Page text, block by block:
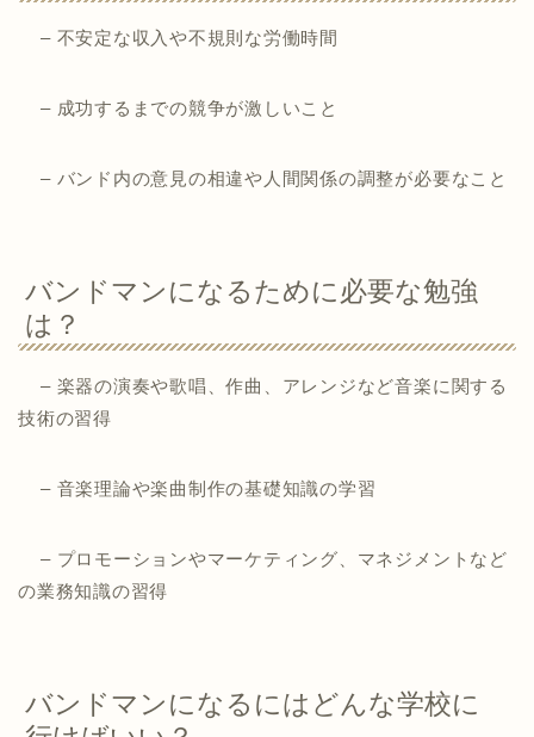
– 不安定な収入や不規則な労働時間
– 成功するまでの競争が激しいこと
– バンド内の意見の相違や人間関係の調整が必要なこと
バンドマンになるために必要な勉強
は？
– 楽器の演奏や歌唱、作曲、アレンジなど音楽に関する
技術の習得
– 音楽理論や楽曲制作の基礎知識の学習
– プロモーションやマーケティング、マネジメントなど
の業務知識の習得
バンドマンになるにはどんな学校に